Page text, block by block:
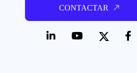
CONTACTAR